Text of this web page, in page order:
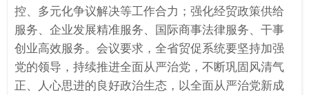
控、多元化争议解决等工作合力；强化经贸政策供给
服务、企业发展精准服务、国际商事法律服务、干事
创业高效服务。会议要求，全省贸促系统要坚持加强
党的领导，持续推进全面从严治党，不断巩固风清气
正、人心思进的良好政治生态，以全面从严治党新成